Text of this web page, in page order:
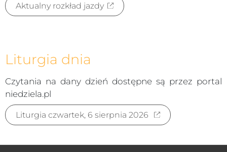
Aktualny rozkład jazdy
Liturgia dnia
Czytania na dany dzień dostępne są przez portal
niedziela.pl
Liturgia czwartek, 6 sierpnia 2026